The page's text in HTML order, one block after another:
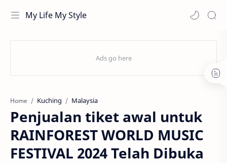
My Life My Style
Home Kuching Malaysia
Penjualan tiket awal untuk
RAINFOREST WORLD MUSIC
FESTIVAL 2024 Telah Dibuka